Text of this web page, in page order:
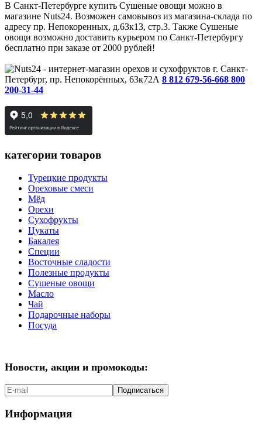
В Санкт-Петербурге купить Сушеные овощи можно в
магазине Nuts24. Возможен самовывоз из магазина-склада по
адресу пр. Непокоренных, д.63к13, стр.3. Также Сушеные
овощи возможно доставить курьером по Санкт-Петербургу
бесплатно при заказе от 2000 рублей!
г. Санкт-
Петербург, пр. Непокорённых, 63к72А 8 812 679-56-668 800
200-31-44
категории товаров
Турецкие продукты
Ореховые смеси
Мёд
Орехи
Сухофрукты
Цукаты
Бакалея
Специи
Восточные сладости
Полезные продукты
Сушеные овощи
Масло
Чай
Подарочные наборы
Посуда
Новости, акции и промокоды:
Подписаться
Информация